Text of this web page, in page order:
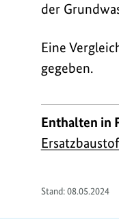
der
Eine
gegeben.
Enthalten in
Stand:08.05.2024